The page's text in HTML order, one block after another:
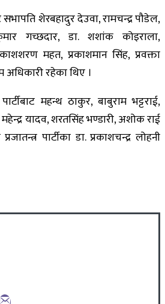
शेरबहादुर देउवा, रामचन्द्र पौडेल,
गच्छदार, डा. शशांक कोइराला,
महत, प्रकाशमान सिंह, प्रवक्ता
अधिकारी रहेका थिए ।
महन्थ ठाकुर, बाबुराम भट्टराई,
महेन्द्र यादव, शरतसिंह भण्डारी, अशोक राई
प्रजातन्त्र पार्टीका डा. प्रकाशचन्द्र लोहनी